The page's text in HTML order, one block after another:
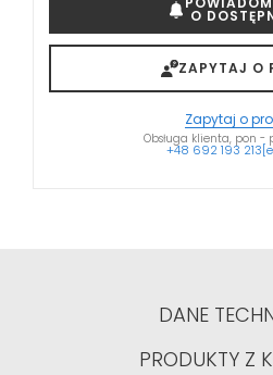
O
ZAPYTAJ O
Zapytaj o
Obsługa klienta, pon -
+48 692 193 213
DANE
PRODUKTY Z